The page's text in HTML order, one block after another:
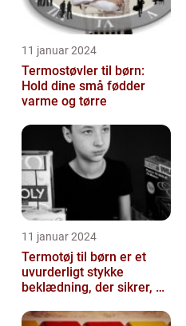
11 januar 2024
Termostøvler til børn:
Hold dine små fødder
varme og tørre
11 januar 2024
Termotøj til børn er et
uvurderligt stykke
beklædning, der sikrer, at
sjæle ...